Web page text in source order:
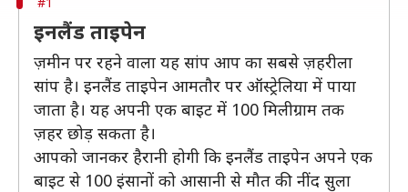
इनलैंड ताइपेन
ज़मीन पर रहने वाला यह सांप आप का सबसे ज़हरीला
सांप है। इनलैंड ताइपेन आमतौर पर ऑस्ट्रेलिया में पाया
जाता है। यह अपनी एक बाइट में 100 मिलीग्राम तक
ज़हर छोड़ सकता है।
आपको जानकर हैरानी होगी कि इनलैंड ताइपेन अपने एक
बाइट से 100 इंसानों को आसानी से मौत की नींद सुला